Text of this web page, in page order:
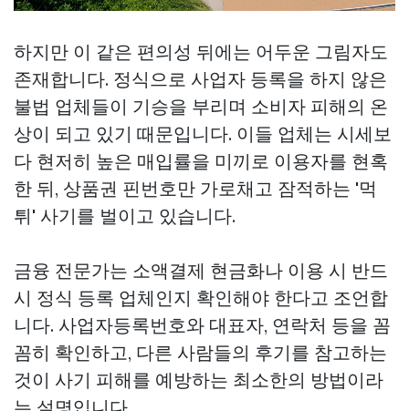
하지만 이 같은 편의성 뒤에는 어두운 그림자도
존재합니다. 정식으로 사업자 등록을 하지 않은
불법 업체들이 기승을 부리며 소비자 피해의 온
상이 되고 있기 때문입니다. 이들 업체는 시세보
다 현저히 높은 매입률을 미끼로 이용자를 현혹
한 뒤, 상품권 핀번호만 가로채고 잠적하는 '먹
튀' 사기를 벌이고 있습니다.
금융 전문가는 소액결제 현금화나 이용 시 반드
시 정식 등록 업체인지 확인해야 한다고 조언합
니다. 사업자등록번호와 대표자, 연락처 등을 꼼
꼼히 확인하고, 다른 사람들의 후기를 참고하는
것이 사기 피해를 예방하는 최소한의 방법이라